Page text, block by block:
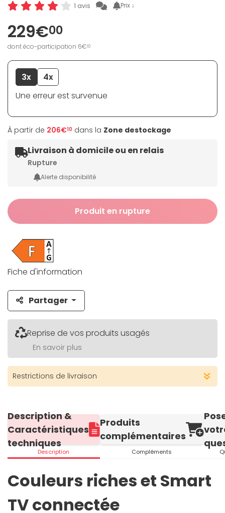
1 avis Prix ↓
229€00
dont éco-participation 6€10
3x
4x
Une erreur est survenue
À partir de 206€10 dans la Zone destockage
Livraison à domicile ou en relais
Rupture
Alerte disponibilité
Produit en rupture
Fiche d'information
Partager
Reprise de vos produits usagés
En savoir plus
Restrictions de livraison
Description &
Caractéristiques
techniques
Description
Produits
complémentaires
Compléments
Couleurs riches et Smart
TV connectée